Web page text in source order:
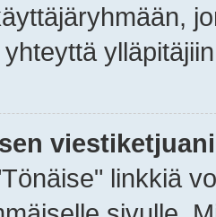
linkkiä